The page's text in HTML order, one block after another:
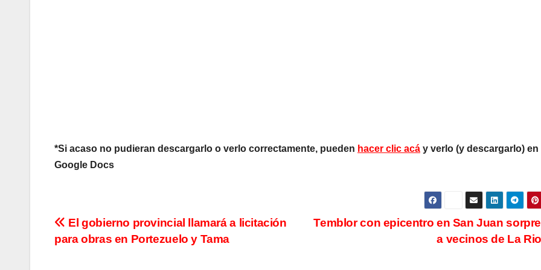
*Si acaso no pudieran descargarlo o verlo correctamente, pueden hacer clic acá y verlo (y descargarlo) en
Google Docs
N
a
Temblor con epicentro en San Juan
a vecinos de La
El gobierno provincial llamará a licitación
para obras en Portezuelo y Tama